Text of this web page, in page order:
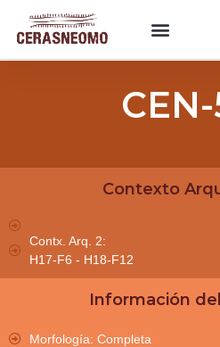
Contexto
Contx. Arq. 2:
H17-F6 - H18-F12
Información
Morfología: Completa